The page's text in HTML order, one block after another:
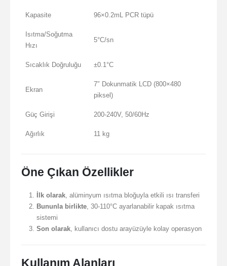
Kapasite 96×0.2mL PCR tüpü
Isıtma/Soğutma
Hızı
5°C/sn
Sıcaklık Doğruluğu ±0.1°C
Ekran
7″ Dokunmatik LCD (800×480
piksel)
Güç Girişi 200-240V, 50/60Hz
Ağırlık 11 kg
Öne Çıkan Özellikler
İlk olarak, alüminyum ısıtma bloğuyla etkili ısı transferi
Bununla birlikte, 30-110°C ayarlanabilir kapak ısıtma
sistemi
Son olarak, kullanıcı dostu arayüzüyle kolay operasyon
Kullanım Alanları